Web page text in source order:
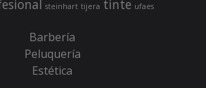
steinhart tijera tinte ufaes
Barbería
Peluquería
Estética